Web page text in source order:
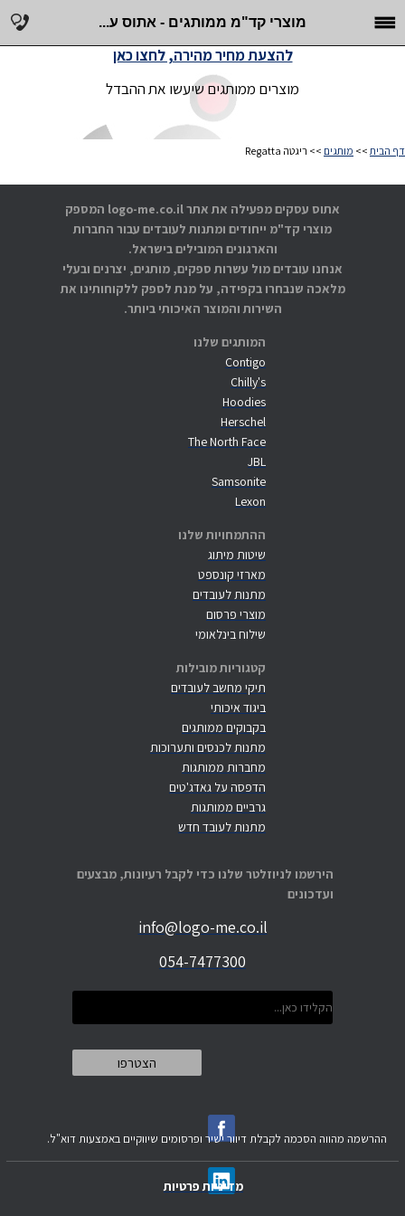
מוצרי קד"מ ממותגים - אתוס ע...
מוצרים ממותגים שיעשו את ההבדל
להצעת מחיר מהירה, לחצו כאן
דף הבית >> מותגים >> ריגטה Regatta
המותגים שלנו
Contigo
Chilly's
Hoodies
Herschel
The North Face
JBL
Samsonite
Lexon
ההתמחויות שלנו
שיטות מיתוג
מארזי קונספט
מתנות לעובדים
מוצרי פרסום
שילוח בינלאומי
קטגוריות מובילות
תיקי מחשב לעובדים
ביגוד איכותי
בקבוקים ממותגים
מתנות לכנסים ותערוכות
מחברות ממותגות
הדפסה על גאדג'טים
גרביים ממותגות
מתנות לעובד חדש
אתוס עסקים מפעילה את אתר logo-me.co.il המספק
מוצרי קד"מ ייחודים ומתנות לעובדים עבור החברות
והארגונים המובילים בישראל.
אנחנו עובדים מול עשרות ספקים, מותגים, יצרנים ובעלי
מלאכה שנבחרו בקפידה, על מנת לספק ללקוחותינו את
השירות והמוצר האיכותי ביותר.
הירשמו לניוזלטר שלנו כדי לקבל רעיונות, מבצעים
ועדכונים
info@logo-me.co.il
054-7477300
מדיניות פרטיות
ההרשמה מהווה הסכמה לקבלת דיוור ישיר ופרסומים שיווקיים באמצעות דוא"ל.